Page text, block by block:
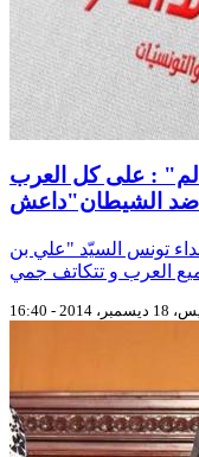
: على كل العرب
تونس السيّد "علي بن
2014 - 16:40